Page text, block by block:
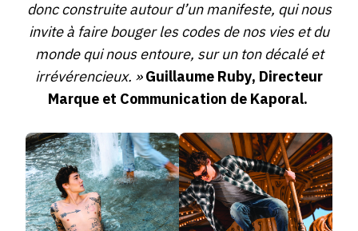
donc construite autour d’un manifeste, qui nous
invite à faire bouger les codes de nos vies et du
monde qui nous entoure, sur un ton décalé et
irrévérencieux. »Guillaume Ruby, Directeur
Marque et Communication de Kaporal.